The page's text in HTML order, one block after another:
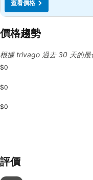
查看價格
價格趨勢
根據 trivago 過去 30 天的最
$0
$0
$0
評價